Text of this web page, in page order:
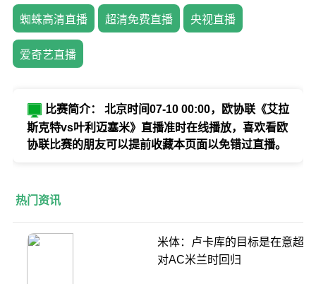
蜘蛛高清直播 超清免费直播 央视直播
爱奇艺直播
比赛简介： 北京时间07-10 00:00，欧协联《艾拉
斯克特vs叶利迈塞米》直播准时在线播放，喜欢看欧
协联比赛的朋友可以提前收藏本页面以免错过直播。
热门资讯
米体：卢卡库的目标是在意超杯
对AC米兰时回归